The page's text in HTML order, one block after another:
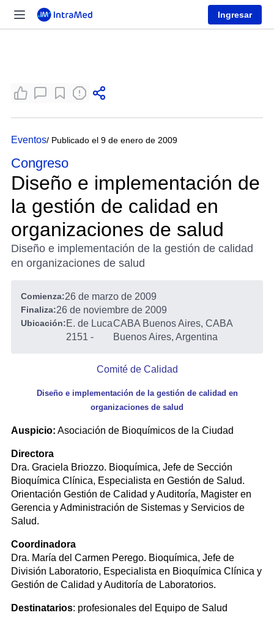
Ingresar
Eventos/ Publicado el 9 de enero de 2009
Congreso
Diseño e implementación de
la gestión de calidad en
organizaciones de salud
Diseño e implementación de la gestión de calidad
en organizaciones de salud
Comienza:26 de marzo de 2009
Finaliza:26 de noviembre de 2009
Ubicación:E. de Luca
2151 -
CABA Buenos Aires, CABA
Buenos Aires, Argentina
Comité de Calidad
Diseño e implementación de la gestión de calidad en
organizaciones de salud
Auspicio: Asociación de Bioquímicos de la Ciudad
Directora
Dra. Graciela Briozzo. Bioquímica, Jefe de Sección
Bioquímica Clínica, Especialista en Gestión de Salud.
Orientación Gestión de Calidad y Auditoría, Magister en
Gerencia y Administración de Sistemas y Servicios de
Salud.
Coordinadora
Dra. María del Carmen Perego. Bioquímica, Jefe de
División Laboratorio, Especialista en Bioquímica Clínica y
Gestión de Calidad y Auditoría de Laboratorios.
Destinatarios: profesionales del Equipo de Salud